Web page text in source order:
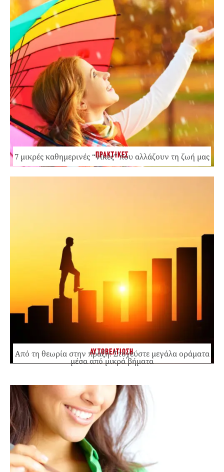
ΠΡΑΚΤΙΚΕΣ
7 μικρές καθημερινές “νίκες” που αλλάζουν τη ζωή μας
ΑΥΤΟΒΕΛΤΙΩΣΗ
Από τη θεωρία στην πράξη: Στοχεύστε μεγάλα οράματα
μέσα από μικρά βήματα